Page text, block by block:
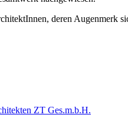
deren Augenmerk
ZT Ges.m.b.H.